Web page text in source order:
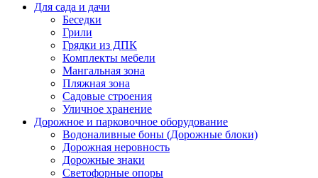
Для сада и дачи
Беседки
Грили
Грядки из ДПК
Комплекты мебели
Мангальная зона
Пляжная зона
Садовые строения
Уличное хранение
Дорожное и парковочное оборудование
Водоналивные боны (Дорожные блоки)
Дорожная неровность
Дорожные знаки
Светофорные опоры